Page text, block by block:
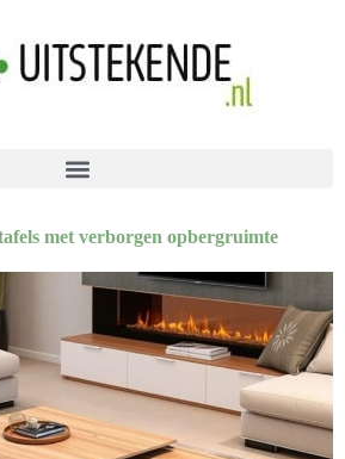
met verborgen opbergruimte